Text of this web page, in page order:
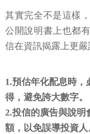
其實完全不是這樣
公開說明書上也都
信在資訊揭露上更嚴
1.預估年化配息時，
得，避免誇大數字。
2.投信的廣告與說明
額，以免誤導投資人